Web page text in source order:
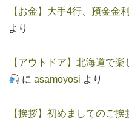
【お金】大手4行、預金金
より
【アウトドア】北海道で
に asamoyosi より
【挨拶】初めましてのご挨